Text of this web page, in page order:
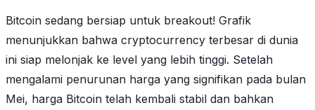
Bitcoin sedang bersiap untuk breakout! Grafik
menunjukkan bahwa cryptocurrency terbesar di dunia
ini siap melonjak ke level yang lebih tinggi. Setelah
mengalami penurunan harga yang signifikan pada bulan
Mei, harga Bitcoin telah kembali stabil dan bahkan